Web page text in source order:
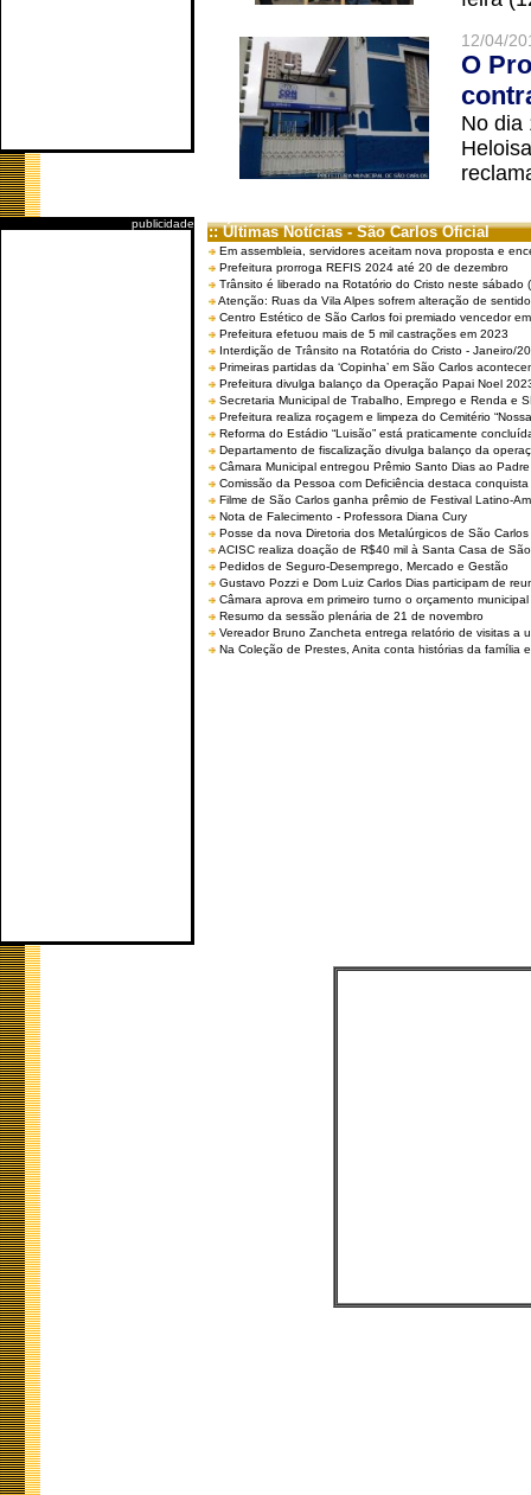
publicidade
12/04/
O
No dia
:: Últimas Notícias - São Carlos Oficial
Em assembleia, servidores aceitam nova proposta e
Prefeitura prorroga REFIS 2024 até 20 de dezembro
Trânsito é liberado na Rotatório do Cristo neste sábado
Atenção: Ruas da Vila Alpes sofrem alteração de
Centro Estético de São Carlos foi premiado vencedor
Prefeitura efetuou mais de 5 mil castrações em 2023
Interdição de Trânsito na Rotatória do Cristo - Janeiro/
Primeiras partidas da ‘Copinha’ em São Carlos
Prefeitura divulga balanço da Operação Papai Noel
Secretaria Municipal de Trabalho, Emprego e Renda e
Prefeitura realiza roçagem e limpeza do Cemitério
Reforma do Estádio “Luisão” está praticamente
Departamento de fiscalização divulga balanço da
Câmara Municipal entregou Prêmio Santo Dias ao
Comissão da Pessoa com Deficiência destaca
Filme de São Carlos ganha prêmio de Festival Latino-
Nota de Falecimento - Professora Diana Cury
Posse da nova Diretoria dos Metalúrgicos de São
ACISC realiza doação de R$40 mil à Santa Casa de
Pedidos de Seguro-Desemprego, Mercado e Gestão
Gustavo Pozzi e Dom Luiz Carlos Dias participam de
Câmara aprova em primeiro turno o orçamento
Resumo da sessão plenária de 21 de novembro
Vereador Bruno Zancheta entrega relatório de visitas a
Na Coleção de Prestes, Anita conta histórias da família